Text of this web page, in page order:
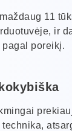
11
ir
poreikį.